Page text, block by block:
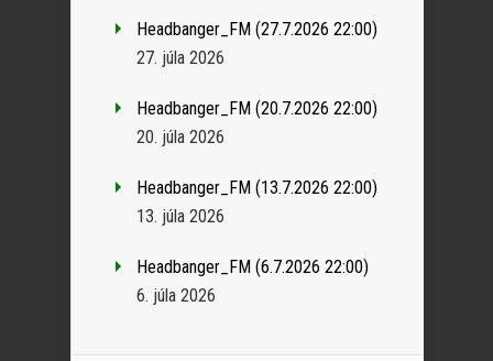
Headbanger_FM (27.7.2026 22:00)
27. júla 2026
Headbanger_FM (20.7.2026 22:00)
20. júla 2026
Headbanger_FM (13.7.2026 22:00)
13. júla 2026
Headbanger_FM (6.7.2026 22:00)
6. júla 2026